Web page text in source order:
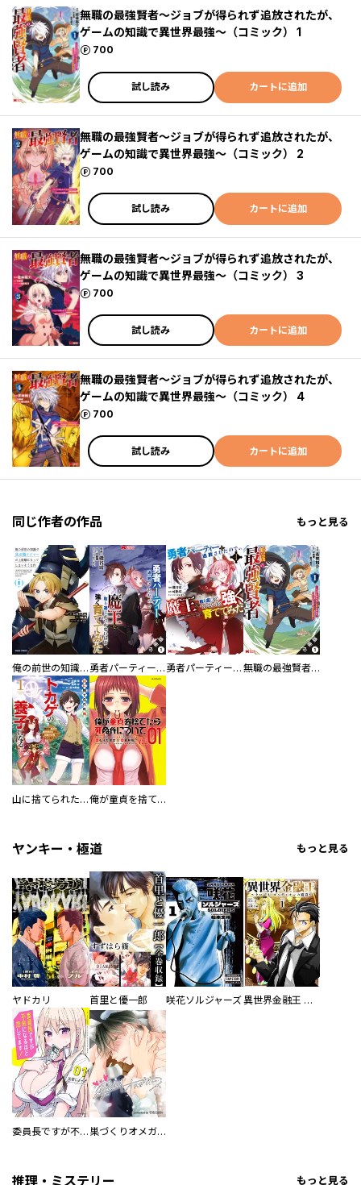
無職の最強賢者～ジョブが得られず追放されたが、
ゲームの知識で異世界最強～（コミック） 1
700
ポイント
試し読み カートに追加
無職の最強賢者～ジョブが得られず追放されたが、
ゲームの知識で異世界最強～（コミック） 2
700
ポイント
試し読み カートに追加
無職の最強賢者～ジョブが得られず追放されたが、
ゲームの知識で異世界最強～（コミック） 3
700
ポイント
試し読み カートに追加
無職の最強賢者～ジョブが得られず追放されたが、
ゲームの知識で異世界最強～（コミック） 4
700
ポイント
試し読み カートに追加
同じ作者の作品 もっと見る
俺の前世の知識で底辺職テイマーが上級職になってしまいそうな件 勇者パーティーを追放されたので、魔王を取り返しがつかないほど強く育ててみた（コミック） 分冊版 勇者パーティーを追放されたので、魔王を取り返しがつかないほど強く育ててみた（コミック） 無職の最強賢者～ジョブが得られず追放されたが、ゲームの知識で異世界最強～（コミック） 分冊版
山に捨てられた俺、トカゲの養子になる 魔法を極めて親を超えたけど、親が伝説の古竜だったなんて知らない 俺が童貞を捨てたら死ぬ件について
ヤンキー・極道 もっと見る
ヤドカリ 首里と優一郎 咲花ソルジャーズ 異世界金融王 ～クローネ・ゴルディオンの覇道～
委員長ですが不良になるほど恋してます！ 巣づくりオメガバース
推理・ミステリー もっと見る